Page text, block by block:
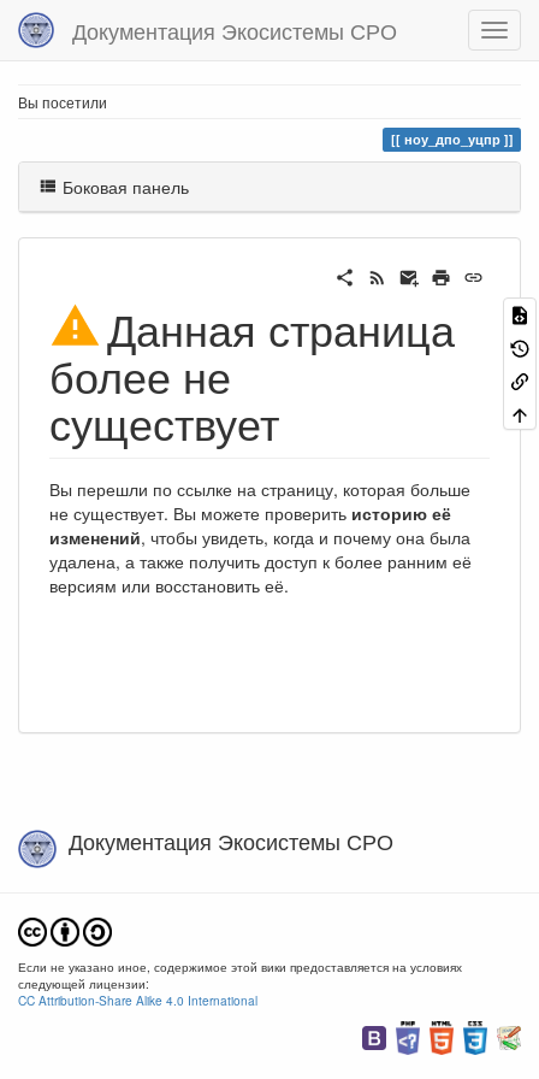
Документация Экосистемы СРО
Вы посетили
ноу_дпо_уцпр
Боковая панель
Данная страница
более не
существует
Вы перешли по ссылке на страницу, которая больше
не существует. Вы можете проверить историю её
изменений, чтобы увидеть, когда и почему она была
удалена, а также получить доступ к более ранним её
версиям или восстановить её.
Документация Экосистемы СРО
Если не указано иное, содержимое этой вики предоставляется на условиях
следующей лицензии:
CC Attribution-Share Alike 4.0 International